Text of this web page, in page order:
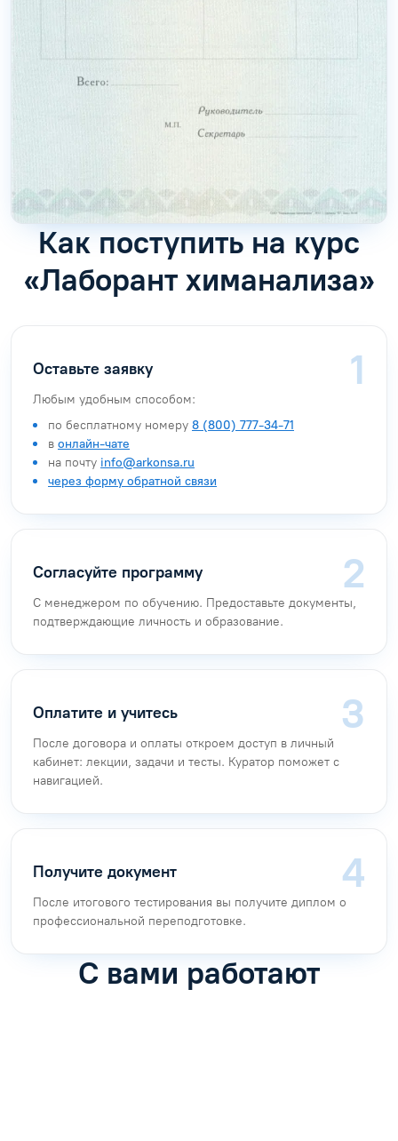
Как поступить на курс
«Лаборант химанализа»
Оставьте заявку
Любым удобным способом:
по бесплатному номеру 8 (800) 777-34-71
в онлайн-чате
на почту info@arkonsa.ru
через форму обратной связи
Согласуйте программу
С менеджером по обучению. Предоставьте документы,
подтверждающие личность и образование.
Оплатите и учитесь
После договора и оплаты откроем доступ в личный
кабинет: лекции, задачи и тесты. Куратор поможет с
навигацией.
Получите документ
После итогового тестирования вы получите диплом о
профессиональной переподготовке.
С вами работают